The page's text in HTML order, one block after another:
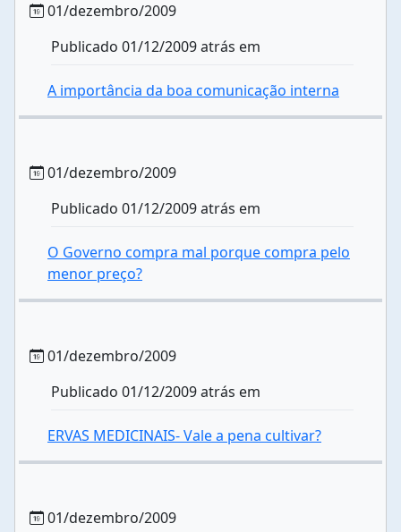
01/dezembro/2009
Publicado 01/12/2009 atrás em
A importância da boa comunicação interna
01/dezembro/2009
Publicado 01/12/2009 atrás em
O Governo compra mal porque compra pelo
menor preço?
01/dezembro/2009
Publicado 01/12/2009 atrás em
ERVAS MEDICINAIS- Vale a pena cultivar?
01/dezembro/2009